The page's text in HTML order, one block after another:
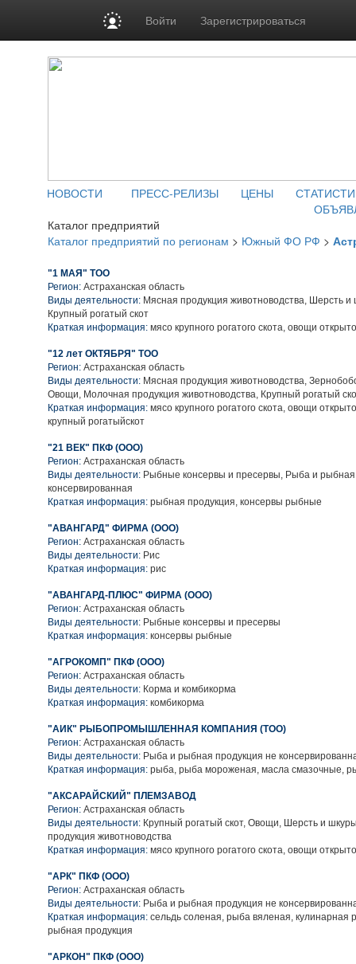
Войти Зарегистрироваться
НОВОСТИ ПРЕСС-РЕЛИЗЫ ЦЕНЫ
Каталог предприятий
Каталог предприятий по регионам > Южный ФО РФ >
"1 МАЯ" ТОО
Регион: Астраханская область
Виды деятельности: Мясная продукция животноводства, Шерсть
Крупный рогатый скот
Краткая информация: мясо крупного рогатого скота, овощи
"12 лет ОКТЯБРЯ" ТОО
Регион: Астраханская область
Виды деятельности: Мясная продукция животноводства,
Овощи, Молочная продукция животноводства, Крупный рогатый
Краткая информация: мясо крупного рогатого скота, овощи
крупный рогатыйскот
"21 ВЕК" ПКФ (ООО)
Регион: Астраханская область
Виды деятельности: Рыбные консервы и пресервы, Рыба и рыбная
консервированная
Краткая информация: рыбная продукция, консервы рыбные
"АВАНГАРД" ФИРМА (ООО)
Регион: Астраханская область
Виды деятельности: Рис
Краткая информация: рис
"АВАНГАРД-ПЛЮС" ФИРМА (ООО)
Регион: Астраханская область
Виды деятельности: Рыбные консервы и пресервы
Краткая информация: консервы рыбные
"АГРОКОМП" ПКФ (ООО)
Регион: Астраханская область
Виды деятельности: Корма и комбикорма
Краткая информация: комбикорма
"АИК" РЫБОПРОМЫШЛЕННАЯ КОМПАНИЯ (ТОО)
Регион: Астраханская область
Виды деятельности: Рыба и рыбная продукция не
Краткая информация: рыба, рыба мороженая, масла смазочные,
"АКСАРАЙСКИЙ" ПЛЕМЗАВОД
Регион: Астраханская область
Виды деятельности: Крупный рогатый скот, Овощи, Шерсть и
продукция животноводства
Краткая информация: мясо крупного рогатого скота, овощи
"АРК" ПКФ (ООО)
Регион: Астраханская область
Виды деятельности: Рыба и рыбная продукция не
Краткая информация: сельдь соленая, рыба вяленая, кулинарная
рыбная продукция
"АРКОН" ПКФ (ООО)